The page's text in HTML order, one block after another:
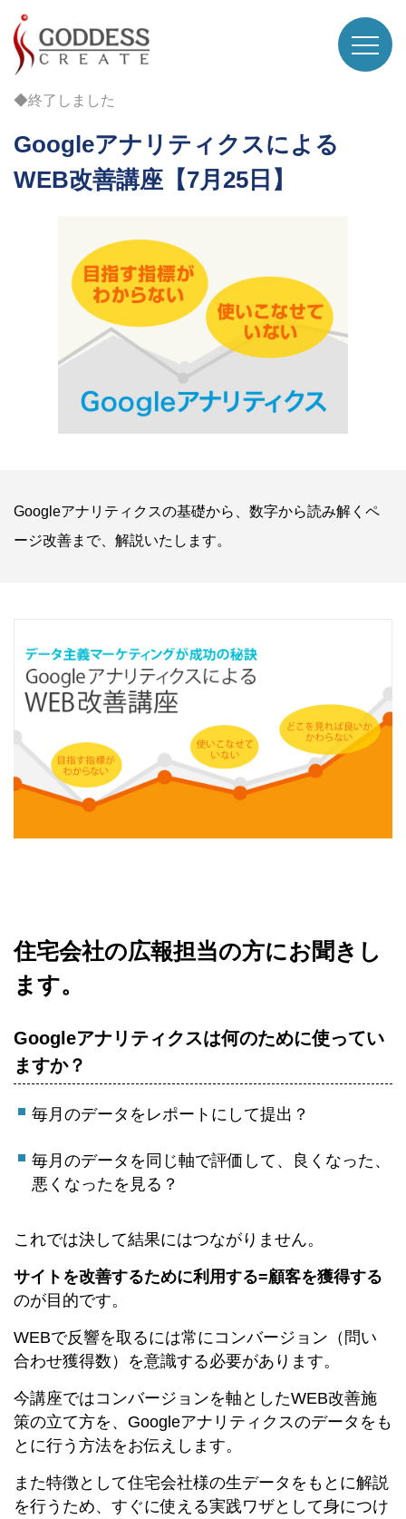
◆終了しました
Googleアナリティクスによる
WEB改善講座【7月25日】
Googleアナリティクスの基礎から、数字から読み解くペ
ージ改善まで、解説いたします。
住宅会社の広報担当の方にお聞きし
ます。
Googleアナリティクスは何のために使ってい
ますか？
毎月のデータをレポートにして提出？
毎月のデータを同じ軸で評価して、良くなった、
悪くなったを見る？
これでは決して結果にはつながりません。
サイトを改善するために利用する=顧客を獲得する
のが目的です。
WEBで反響を取るには常にコンバージョン（問い
合わせ獲得数）を意識する必要があります。
今講座ではコンバージョンを軸としたWEB改善施
策の立て方を、Googleアナリティクスのデータをも
とに行う方法をお伝えします。
また特徴として住宅会社様の生データをもとに解説
を行うため、すぐに使える実践ワザとして身につけ